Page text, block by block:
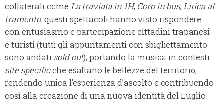
collaterali come La traviata in 1H, Coro in bus, Lirica al
tramonto: questi spettacoli hanno visto rispondere
con entusiasmo e partecipazione cittadini trapanesi
e turisti (tutti gli appuntamenti con sbigliettamento
sono andati sold out), portando la musica in contesti
site specificche esaltano le bellezze del territorio,
rendendo unica l’esperienza d’ascolto e contribuendo
così alla creazione di una nuova identità del Luglio